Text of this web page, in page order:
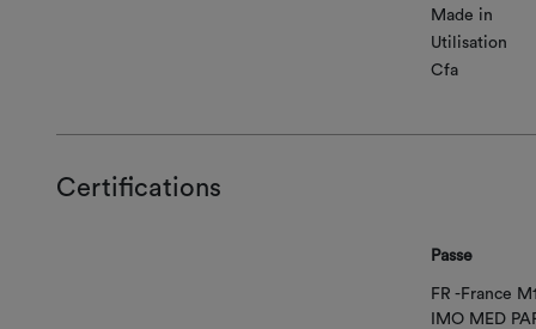
Made in
Utilisation
Cfa
Certifications
Passe
FR -France M1
IMO MED